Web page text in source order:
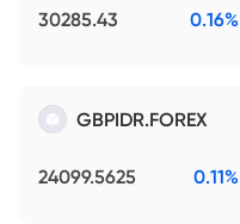
30285.43 0.16%
GBPIDR.FOREX
24099.5625 0.11%